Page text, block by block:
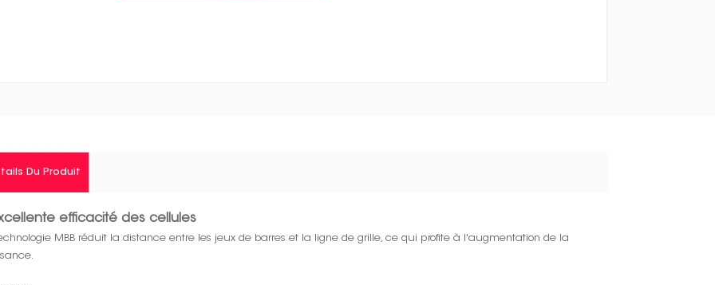
Du Produit
efficacité des cellules
MBB réduit la distance entre les jeux de barres et la ligne de grille, ce qui profite à l'augmentation de la